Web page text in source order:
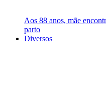
Aos 88 anos, mãe
parto
Diversos